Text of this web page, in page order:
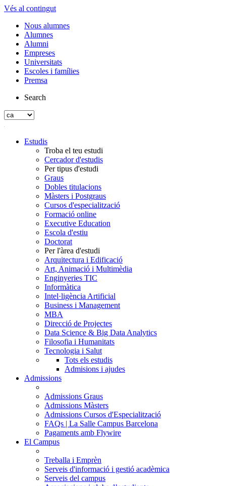
Vés al contingut
Nous alumnes
Alumnes
Alumni
Empreses
Universitats
Escoles i famílies
Premsa
Search
Estudis
Troba el teu estudi
Cercador d'estudis
Per tipus d'estudi
Graus
Dobles titulacions
Màsters i Postgraus
Cursos d'especialització
Formació online
Executive Education
Escola d'estiu
Doctorat
Per l'àrea d'estudi
Arquitectura i Edificació
Art, Animació i Multimèdia
Enginyeries TIC
Informàtica
Intel·ligència Artificial
Business i Management
MBA
Direcció de Projectes
Data Science & Big Data Analytics
Filosofia i Humanitats
Tecnologia i Salut
Tots els estudis
Admisions i ajudes
Admissions
Admissions Graus
Admissions Màsters
Admissions Cursos d'Especialització
FAQs | La Salle Campus Barcelona
Pagaments amb Flywire
El Campus
Treballa i Emprèn
Serveis d'informació i gestió acadèmica
Serveis del campus